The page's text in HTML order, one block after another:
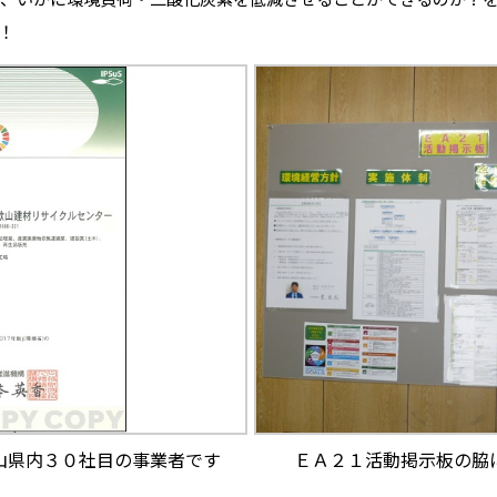
内３０社目の事業者です ＥＡ２１活動掲示板の